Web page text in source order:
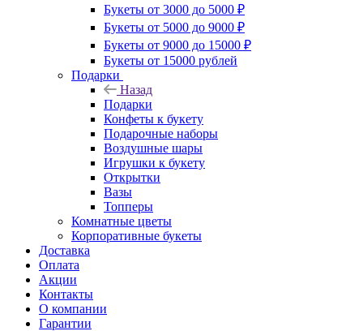
Букеты от 3000 до 5000 ₽
Букеты от 5000 до 9000 ₽
Букеты от 9000 до 15000 ₽
Букеты от 15000 рублей
Подарки
Назад
Подарки
Конфеты к букету
Подарочные наборы
Воздушные шары
Игрушки к букету
Открытки
Вазы
Топперы
Комнатные цветы
Корпоративные букеты
Доставка
Оплата
Акции
Контакты
О компании
Гарантии